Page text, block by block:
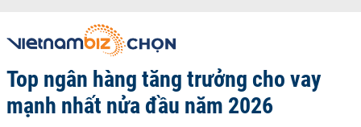
Top ngân hàng tăng trưởng cho vay
mạnh nhất nửa đầu năm 2026